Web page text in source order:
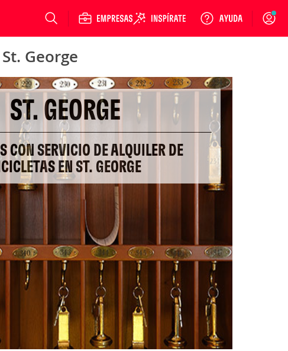
Login
George
ST. GEORGE
CON SERVICIO DE ALQUILER DE
EN ST. GEORGE